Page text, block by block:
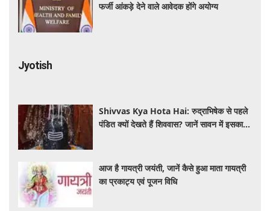
फर्जी आंकड़े देने वाले आवेदक होंगे अयोग्य
Jyotish
Shivvas Kya Hota Hai: रुद्राभिषेक से पहले
पंडित क्यों देखते हैं शिववास? जानें सावन में इसका
आज है गायत्री जयंती, जानें कैसे हुआ माता गायत्री
का प्रकाट्य एवं पूजन विधि